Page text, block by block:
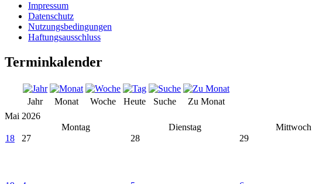
Impressum
Datenschutz
Nutzungsbedingungen
Haftungsausschluss
Terminkalender
Jahr Monat Woche Heute Suche
Zu Monat
Mai 2026
Montag
Dienstag Mittwoch
18
27 28 29